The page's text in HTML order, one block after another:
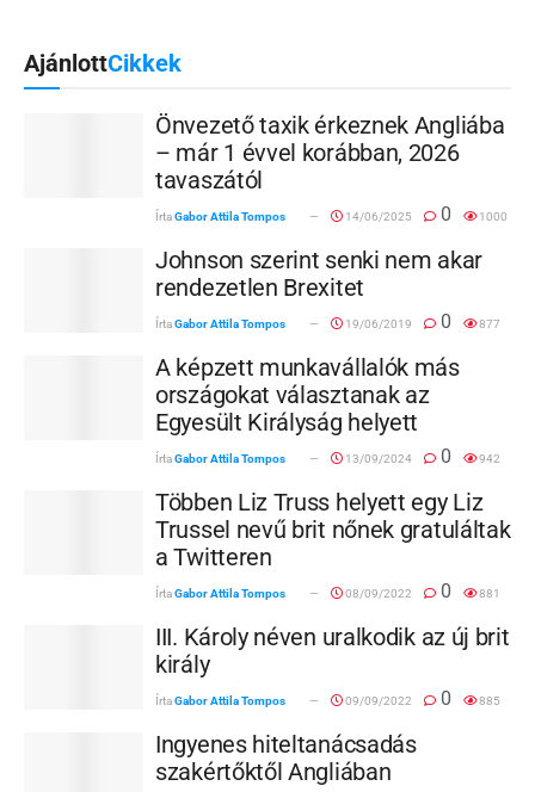
AjánlottCikkek
Önvezető taxik érkeznek Angliába
– már 1 évvel korábban, 2026
tavaszától
ÍrtaGabor Attila Tompos 14/06/2025 0 1000
Johnson szerint senki nem akar
rendezetlen Brexitet
ÍrtaGabor Attila Tompos 19/06/2019 0 877
A képzett munkavállalók más
országokat választanak az
Egyesült Királyság helyett
ÍrtaGabor Attila Tompos 13/09/2024 0 942
Többen Liz Truss helyett egy Liz
Trussel nevű brit nőnek gratuláltak
a Twitteren
ÍrtaGabor Attila Tompos 08/09/2022 0 881
III. Károly néven uralkodik az új brit
király
ÍrtaGabor Attila Tompos 09/09/2022 0 885
Ingyenes hiteltanácsadás
szakértőktől Angliában